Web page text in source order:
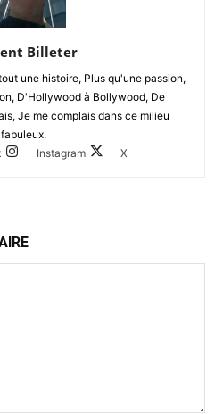
Billeter
une histoire, Plus qu'une passion,
D'Hollywood à Bollywood, De
Je me complais dans ce milieu
fabuleux.
Instagram X